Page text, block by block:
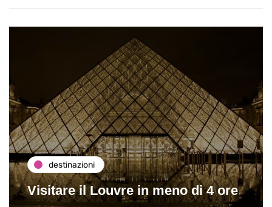
destinazioni
Visitare il Louvre in meno di 4 ore